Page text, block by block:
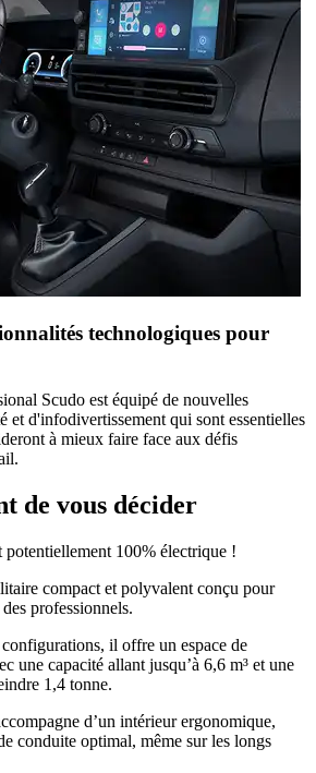
technologiques pour
Scudo est équipé de nouvelles
et d'infodivertissement qui sont essentielles
à mieux faire face aux défis
de vous décider
100% électrique !
compact et polyvalent conçu pour
professionnels.
il offre un espace de
une capacité allant jusqu’à 6,6 m³ et une
1,4 tonne.
d’un intérieur ergonomique,
conduite optimal, même sur les longs